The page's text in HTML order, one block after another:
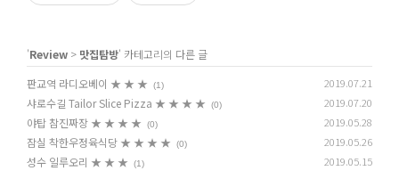
'Review > 맛집탐방' 카테고리의 다른 글
판교역 라디오베이 ★ ★ ★
(1) 2019.07.21
샤로수길 Tailor Slice Pizza ★ ★ ★ ★ (0) 2019.07.20
야탑 참진짜장 ★ ★ ★ ★ (0) 2019.05.28
잠실 착한우정육식당 ★ ★ ★ ★ (0) 2019.05.26
성수 일루오리 ★ ★ ★ (1) 2019.05.15